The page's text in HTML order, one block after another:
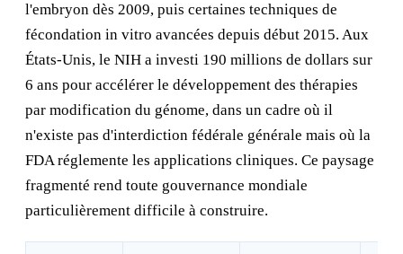
l'embryon dès 2009, puis certaines techniques de
fécondation in vitro avancées depuis début 2015. Aux
États-Unis, le NIH a investi 190 millions de dollars sur
6 ans pour accélérer le développement des thérapies
par modification du génome, dans un cadre où il
n'existe pas d'interdiction fédérale générale mais où la
FDA réglemente les applications cliniques. Ce paysage
fragmenté rend toute gouvernance mondiale
particulièrement difficile à construire.